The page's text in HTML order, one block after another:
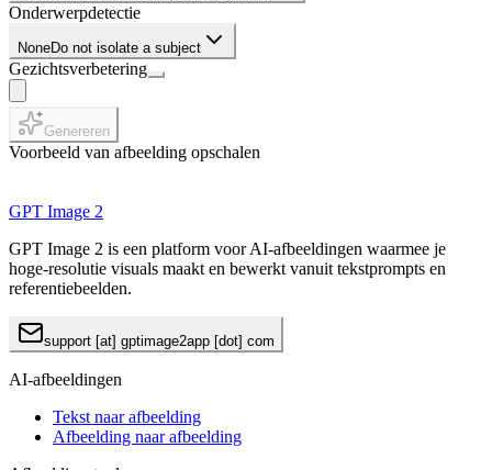
Onderwerpdetectie
NoneDo not isolate a subject
Gezichtsverbetering
Genereren
Voorbeeld van afbeelding opschalen
GPT Image 2
GPT Image 2 is een platform voor AI-afbeeldingen waarmee je
hoge-resolutie visuals maakt en bewerkt vanuit tekstprompts en
referentiebeelden.
support [at] gptimage2app [dot] com
AI-afbeeldingen
Tekst naar afbeelding
Afbeelding naar afbeelding